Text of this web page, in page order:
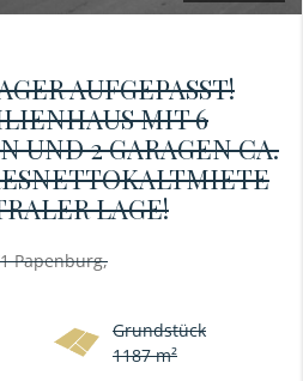
AUFGEPASST!
MIT 6
UND 2 GARAGEN CA.
LAGE!
Papenburg,
Grundstück
1187 m²